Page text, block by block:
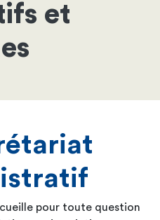
et
pour toute question